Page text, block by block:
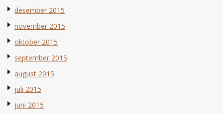
desember 2015
november 2015
oktober 2015
september 2015
august 2015
juli 2015
juni 2015